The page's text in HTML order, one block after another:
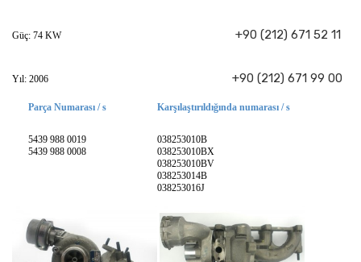
Güç: 74 KW +90 (212) 671 52 11
Yıl: 2006 +90 (212) 671 99 00
Parça Numarası / s
5439 988 0019
5439 988 0008
Karşılaştırıldığında numarası / s
038253010B
038253010BX
038253010BV
038253014B
038253016J